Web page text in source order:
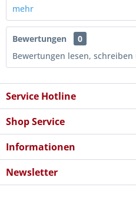
mehr
Bewertungen
0
Bewertungen lesen,
Service Hotline
Shop Service
Informationen
Newsletter